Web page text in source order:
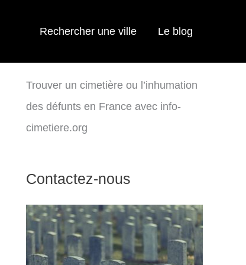
Rechercher une ville Le blog
Trouver un cimetière ou l’inhumation
des défunts en France avec info-
cimetiere.org
Contactez-nous